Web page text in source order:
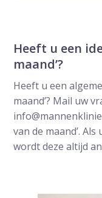
Heeft u een
maand’?
Heeft u een
maand’? Mail uw
van de maand’.
wordt deze altijd